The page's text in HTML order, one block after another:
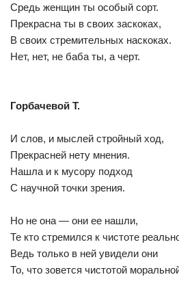
Средь женщин ты особый сорт.
Прекрасна ты в своих заскоках,
В своих стремительных наскоках.
Нет, нет, не баба ты, а черт.
Горбачевой Т.
И слов, и мыслей стройный ход,
Прекрасней нету мнения.
Нашла и к мусору подход
С научной точки зрения.
Но не она — они ее нашли,
Те кто стремился к чистоте
Ведь только в ней увидели они
То, что зовется чистотой